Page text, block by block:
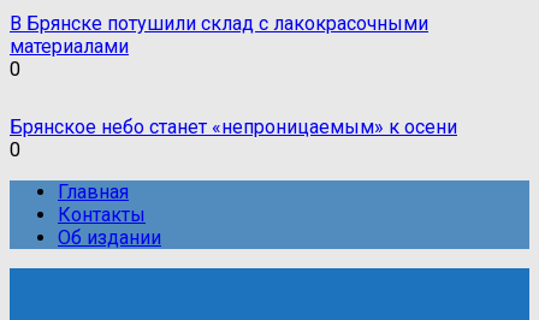
В Брянске потушили склад с лакокрасочными
материалами
0
Брянское небо станет «непроницаемым» к осени
0
Главная
Контакты
Об издании